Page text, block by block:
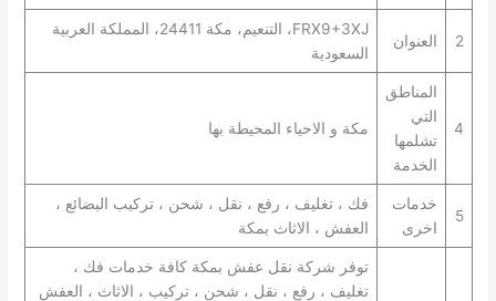
2 العنوان
FRX9+3XJ، التنعيم، مكة 24411، المملكة العربية
السعودية
4
المناطق
التي
تشلمها
الخدمة
مكة و الاحياء المحيطة بها
5
خدمات
اخرى
فك ، تغليف ، رفع ، نقل ، شحن ، تركيب البضائع ،
العفش ، الاثاث بمكة
توفر شركة نقل عفش بمكة كافة خدمات فك ،
تغليف ، رفع ، نقل ، شحن ، تركيب ، الاثاث ، العفش